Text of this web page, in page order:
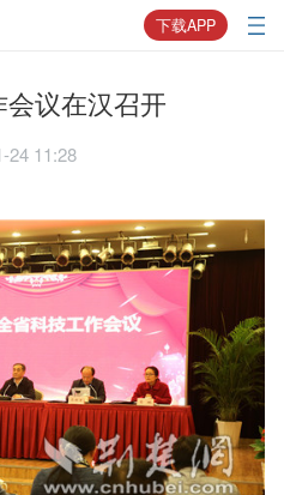
下载APP
议在汉召开
24 11:28